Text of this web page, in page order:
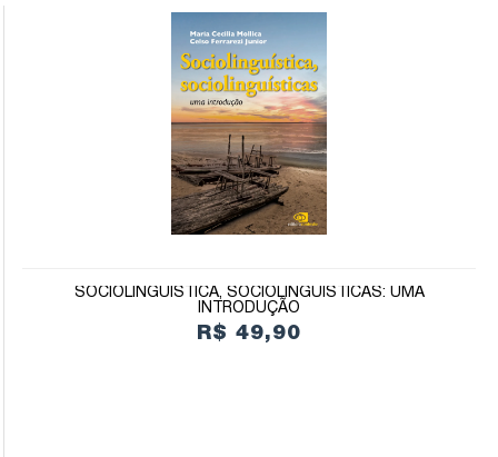
SOCIOLINGUÍSTICA, SOCIOLINGUÍSTICAS: UMA
INTRODUÇÃO
R$ 49,90